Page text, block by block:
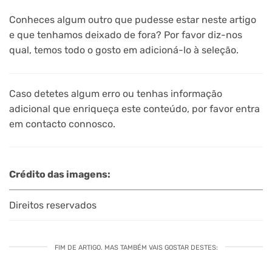
Conheces algum outro que pudesse estar neste artigo
e que tenhamos deixado de fora? Por favor diz-nos
qual, temos todo o gosto em adicioná-lo à seleção.
Caso detetes algum erro ou tenhas informação
adicional que enriqueça este conteúdo, por favor entra
em contacto connosco.
Crédito das imagens:
Direitos reservados
FIM DE ARTIGO. MAS TAMBÉM VAIS GOSTAR DESTES: